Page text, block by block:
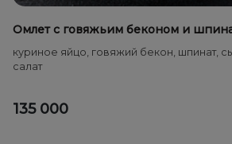
Омлет с говяжьим беконом и
куриное яйцо, говяжий бекон, шпинат,
салат
135 000